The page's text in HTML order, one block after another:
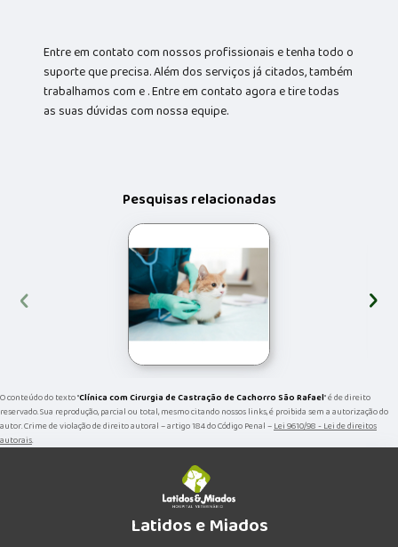
Entre em contato com nossos profissionais e tenha todo o
suporte que precisa. Além dos serviços já citados, também
trabalhamos com e . Entre em contato agora e tire todas
as suas dúvidas com nossa equipe.
Pesquisas relacionadas
‹ ›
O conteúdo do texto "Clínica com Cirurgia de Castração de Cachorro São Rafael" é de direito
reservado. Sua reprodução, parcial ou total, mesmo citando nossos links, é proibida sem a autorização do
autor. Crime de violação de direito autoral – artigo 184 do Código Penal –Lei 9610/98 - Lei de direitos
autorais.
Latidos e Miados